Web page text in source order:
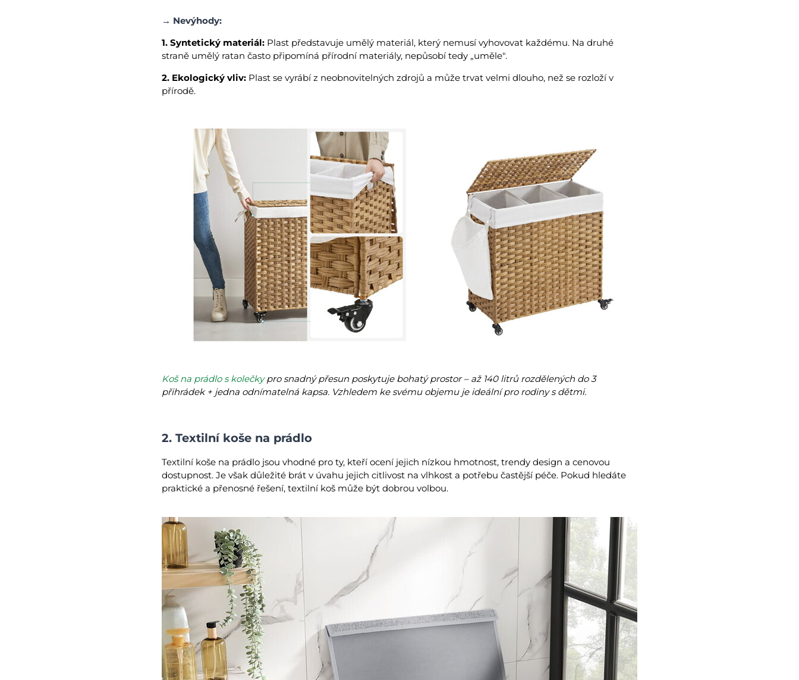
→ Nevýhody:
1. Syntetický materiál: Plast představuje umělý materiál, který nemusí vyhovovat každému. Na druhé
straně umělý ratan často připomíná přírodní materiály, nepůsobí tedy „uměle".
2. Ekologický vliv: Plast se vyrábí z neobnovitelných zdrojů a může trvat velmi dlouho, než se rozloží v
přírodě.
Koš na prádlo s kolečkypro snadný přesun poskytuje bohatý prostor – až 140 litrů rozdělených do 3
přihrádek + jedna odnímatelná kapsa. Vzhledem ke svému objemu je ideální pro rodiny s dětmi.
2. Textilní koše na prádlo
Textilní koše na prádlo jsou vhodné pro ty, kteří ocení jejich nízkou hmotnost, trendy design a cenovou
dostupnost. Je však důležité brát v úvahu jejich citlivost na vlhkost a potřebu častější péče. Pokud hledáte
praktické a přenosné řešení, textilní koš může být dobrou volbou.